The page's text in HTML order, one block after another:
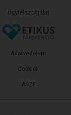
Ügyfélszolgálat
ÁSZF
Adatvédelem
Cookiek